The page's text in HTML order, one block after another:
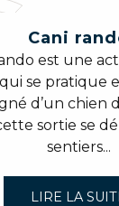
Cani
est une
se pratique
d’un chien
sortie se
sentiers...
LIRE LA